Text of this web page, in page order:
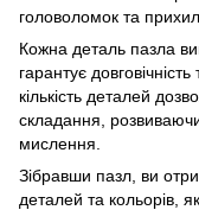
головоломок та
Кожна деталь пазла
гарантує
кількість деталей
складання,
мислення.
Зібравши пазл, ви
деталей та кольорів,